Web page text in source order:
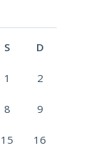
S D
1 2
8 9
15 16